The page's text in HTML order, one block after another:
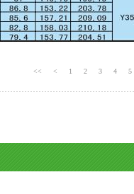
<< < 1 2 3 4 5